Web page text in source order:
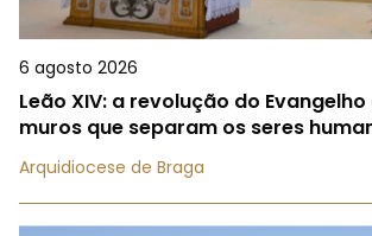
6 agosto 2026
Leão XIV: a revolução do
muros que separam os seres
Arquidiocese de Braga